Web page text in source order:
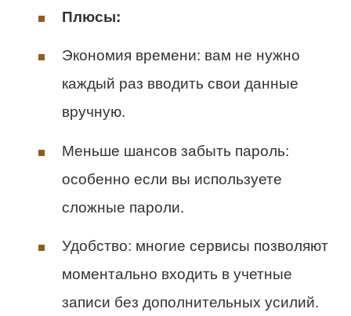
Плюсы:
Экономия времени: вам не нужно
каждый раз вводить свои данные
вручную.
Меньше шансов забыть пароль:
особенно если вы используете
сложные пароли.
Удобство: многие сервисы позволяют
моментально входить в учетные
записи без дополнительных усилий.